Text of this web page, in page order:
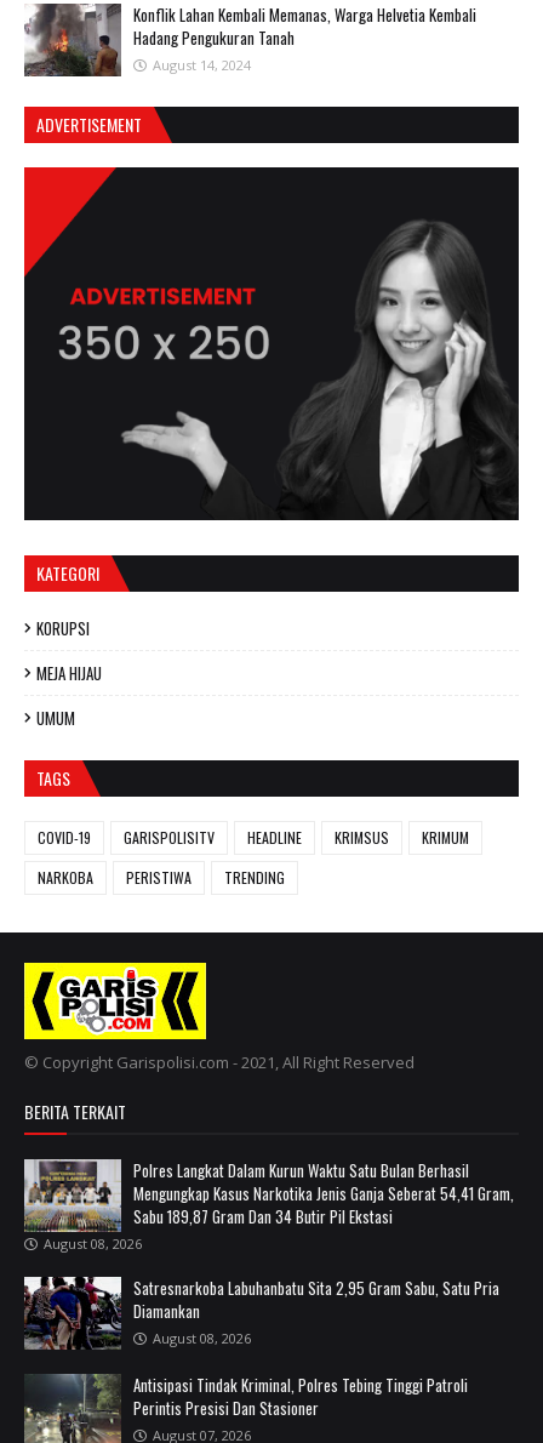
Konflik Lahan Kembali Memanas, Warga Helvetia Kembali
Hadang Pengukuran Tanah
August 14, 2024
ADVERTISEMENT
KATEGORI
KORUPSI
MEJA HIJAU
UMUM
TAGS
COVID-19 GARISPOLISITV HEADLINE KRIMSUS
KRIMUM
NARKOBA
PERISTIWA TRENDING
© Copyright Garispolisi.com - 2021, All Right Reserved
BERITA TERKAIT
Polres Langkat Dalam Kurun Waktu Satu Bulan Berhasil
Mengungkap Kasus Narkotika Jenis Ganja Seberat 54,41 Gram,
Sabu 189,87 Gram Dan 34 Butir Pil Ekstasi
August 08, 2026
Satresnarkoba Labuhanbatu Sita 2,95 Gram Sabu, Satu Pria
Diamankan
August 08, 2026
Antisipasi Tindak Kriminal, Polres Tebing Tinggi Patroli
Perintis Presisi Dan Stasioner
August 07, 2026